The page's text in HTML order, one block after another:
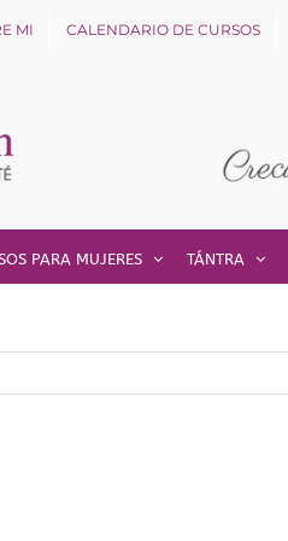
MI CALENDARIO DE CURSOS
PARA MUJERES TÁNTRA